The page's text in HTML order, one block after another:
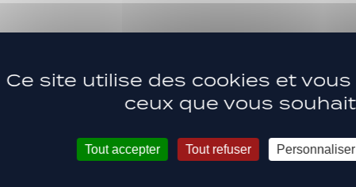
Les
Ce site utilise des cookies et
ceux que vous
Tout accepter Tout refuser Personnaliser